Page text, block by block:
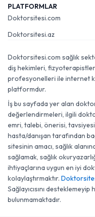
PLATFORMLAR
Doktorsitesi.com
Doktorsitesi.az
Doktorsitesi.com sağlık
diş hekimleri,
profesyonelleri ile internet
platformdur.
İş bu sayfada yer alan
değerlendirmeleri, ilgili
emri, talebi, önerisi, tavsiyesi
hasta/danışan tarafından
sitesinin amacı, sağlık
sağlamak, sağlık
ihtiyaçlarına uygun en iyi
kolaylaştırmaktır.
Sağlayıcısını
bulunmamaktadır.